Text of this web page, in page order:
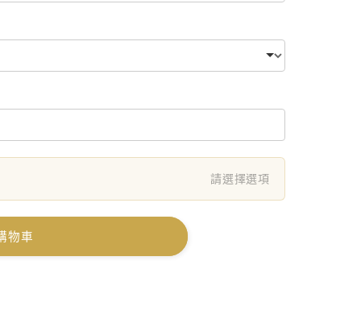
請選擇選項
物車